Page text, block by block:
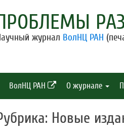
журнал ВолНЦ РАН
ВолНЦ РАН О журнале
Новые